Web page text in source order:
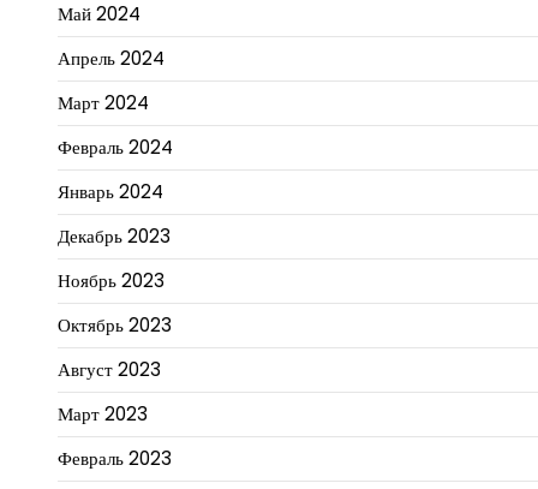
Май 2024
Апрель 2024
Март 2024
Февраль 2024
Январь 2024
Декабрь 2023
Ноябрь 2023
Октябрь 2023
Август 2023
Март 2023
Февраль 2023